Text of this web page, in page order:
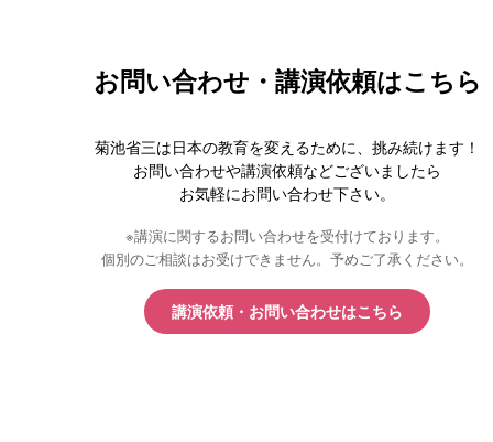
お問い合わせ・講演依頼はこちら
菊池省三は日本の教育を変えるために、挑み続けます！
お問い合わせや講演依頼などございましたら
お気軽にお問い合わせ下さい。
※講演に関するお問い合わせを受付けております。
個別のご相談はお受けできません。予めご了承ください。
講演依頼・お問い合わせはこちら